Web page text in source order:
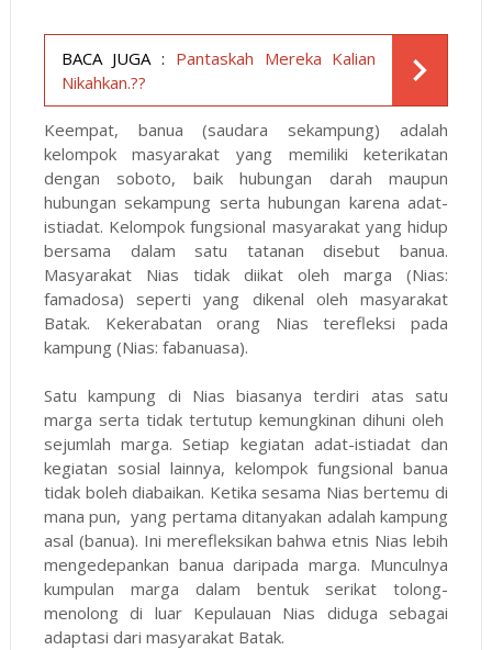
BACA JUGA : Pantaskah Mereka Kalian
Nikahkan.??
Keempat, banua (saudara sekampung) adalah
kelompok masyarakat yang memiliki keterikatan
dengan soboto, baik hubungan darah maupun
hubungan sekampung serta hubungan karena adat-
istiadat. Kelompok fungsional masyarakat yang hidup
bersama dalam satu tatanan disebut banua.
Masyarakat Nias tidak diikat oleh marga (Nias:
famadosa) seperti yang dikenal oleh masyarakat
Batak. Kekerabatan orang Nias terefleksi pada
kampung (Nias: fabanuasa).
Satu kampung di Nias biasanya terdiri atas satu
marga serta tidak tertutup kemungkinan dihuni oleh
sejumlah marga. Setiap kegiatan adat-istiadat dan
kegiatan sosial lainnya, kelompok fungsional banua
tidak boleh diabaikan. Ketika sesama Nias bertemu di
mana pun, yang pertama ditanyakan adalah kampung
asal (banua). Ini merefleksikan bahwa etnis Nias lebih
mengedepankan banua daripada marga. Munculnya
kumpulan marga dalam bentuk serikat tolong-
menolong di luar Kepulauan Nias diduga sebagai
adaptasi dari masyarakat Batak.